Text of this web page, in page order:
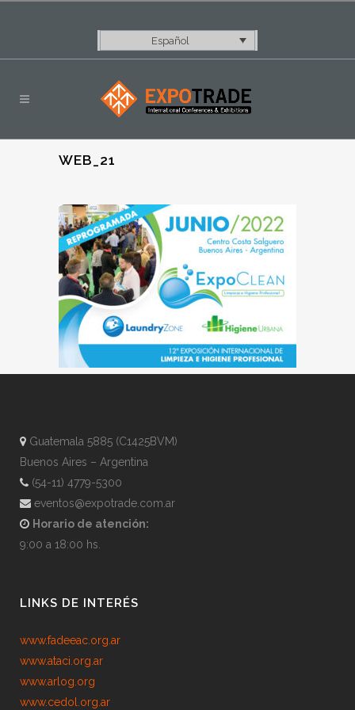
Español
WEB_21
Guatemala 5885 (C1425BVM)
Buenos Aires – Argentina
(54-11) 4779-5300
eventos@expotrade.com.ar
Horario de atención:
9:00 a 18:00 hs.
LINKS DE INTERÉS
www.fadeeac.org.ar
www.ataci.org.ar
www.arlog.org
www.cedol.org.ar